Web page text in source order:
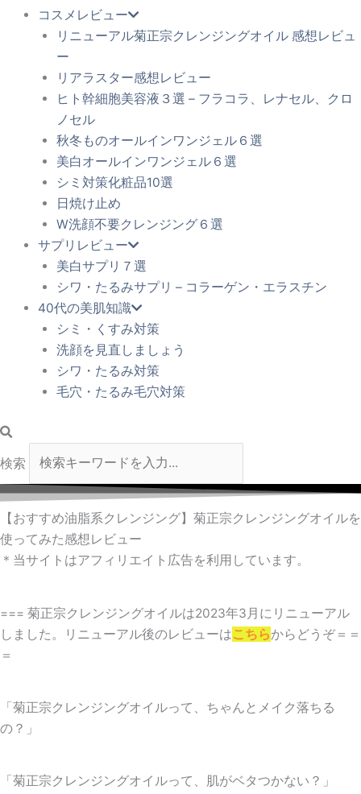
コスメレビュー
リニューアル菊正宗クレンジングオイル 感想レビュ
ー
リアラスター感想レビュー
ヒト幹細胞美容液３選 – フラコラ、レナセル、クロ
ノセル
秋冬ものオールインワンジェル６選
美白オールインワンジェル６選
シミ対策化粧品10選
日焼け止め
W洗顔不要クレンジング６選
サプリレビュー
美白サプリ７選
シワ・たるみサプリ – コラーゲン・エラスチン
40代の美肌知識
シミ・くすみ対策
洗顔を見直しましょう
シワ・たるみ対策
毛穴・たるみ毛穴対策
検索
【おすすめ油脂系クレンジング】菊正宗クレンジングオイルを
使ってみた感想レビュー
＊当サイトはアフィリエイト広告を利用しています。
=== 菊正宗クレンジングオイルは2023年3月にリニューアル
しました。リニューアル後のレビューはこちらからどうぞ＝＝
＝
「菊正宗クレンジングオイルって、ちゃんとメイク落ちる
の？」
「菊正宗クレンジングオイルって、肌がベタつかない？」